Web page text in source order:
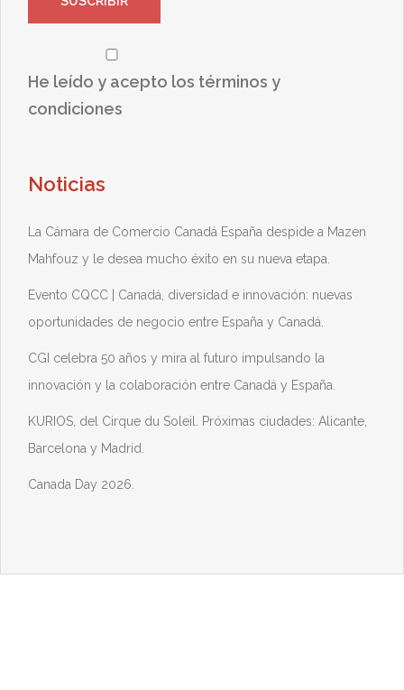
He leído y acepto los términos y
condiciones
Noticias
La Cámara de Comercio Canadá España despide a Mazen
Mahfouz y le desea mucho éxito en su nueva etapa.
Evento CQCC | Canadá, diversidad e innovación: nuevas
oportunidades de negocio entre España y Canadá.
CGI celebra 50 años y mira al futuro impulsando la
innovación y la colaboración entre Canadá y España.
KURIOS, del Cirque du Soleil. Próximas ciudades: Alicante,
Barcelona y Madrid.
Canada Day 2026.